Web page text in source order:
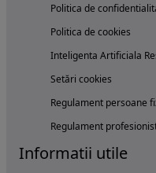
Politica de
Politica de cookies
Inteligenta Artificiala
Setări cookies
Regulament persoane
Regulament
Informatii utile